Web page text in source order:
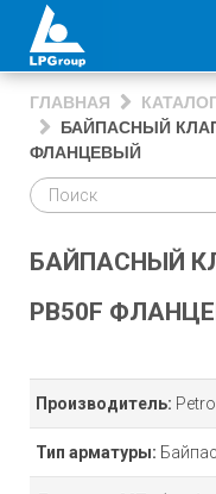
ГЛАВНАЯ
БАЙПАСНЫЙ
ФЛАНЦЕВЫЙ
БАЙПАСНЫЙ
PB50F
Производитель:
Тип арматуры: